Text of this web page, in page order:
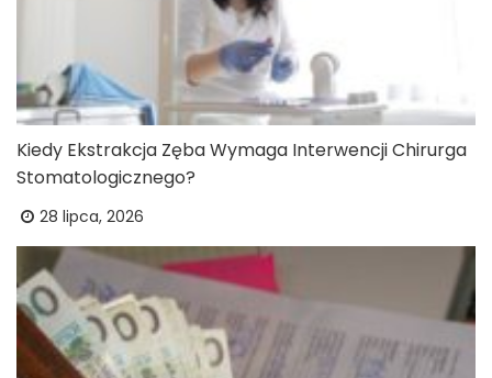
Kiedy Ekstrakcja Zęba Wymaga Interwencji Chirurga
Stomatologicznego?
28 lipca, 2026